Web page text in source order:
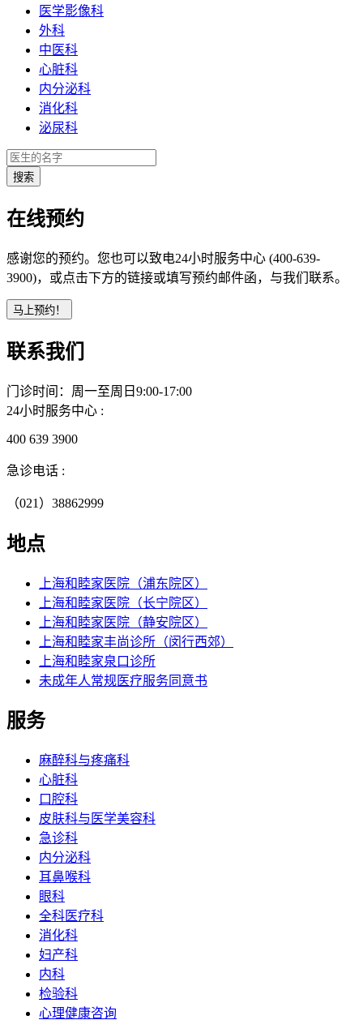
医学影像科
外科
中医科
心脏科
内分泌科
消化科
泌尿科
在线预约
感谢您的预约。您也可以致电24小时服务中心 (400-639-
3900)，或点击下方的链接或填写预约邮件函，与我们联系。
联系我们
门诊时间：周一至周日9:00-17:00
24小时服务中心 :
400 639 3900
急诊电话 :
（021）38862999
地点
上海和睦家医院（浦东院区）
上海和睦家医院（长宁院区）
上海和睦家医院（静安院区）
上海和睦家丰尚诊所（闵行西郊）
上海和睦家泉口诊所
未成年人常规医疗服务同意书
服务
麻醉科与疼痛科
心脏科
口腔科
皮肤科与医学美容科
急诊科
内分泌科
耳鼻喉科
眼科
全科医疗科
消化科
妇产科
内科
检验科
心理健康咨询